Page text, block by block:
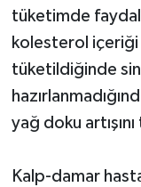
tüketimde
kolesterol içeriği
tüketildiğinde
yağ doku
Kalp-damar